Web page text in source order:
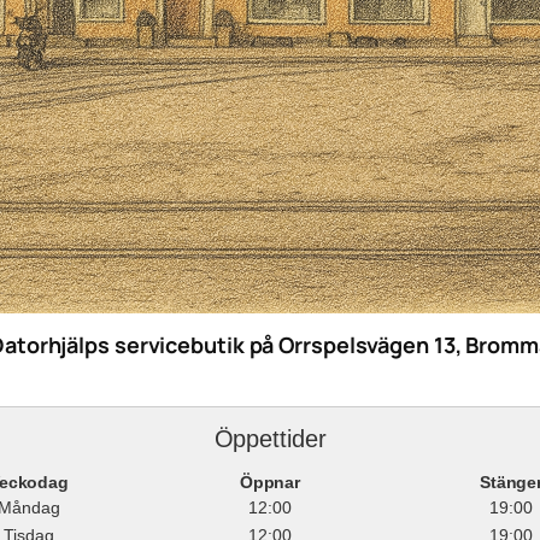
servicebutik på Orrspelsvägen 13,
Öppettider
Öppnar
12:00
19:00
Tisdag
12:00 19:00